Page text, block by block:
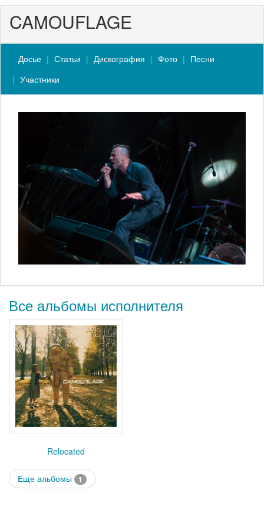
CAMOUFLAGE
Досье Статьи Дискография Фото
Песни
Участники
Все альбомы исполнителя
Relocated
Еще альбомы 1